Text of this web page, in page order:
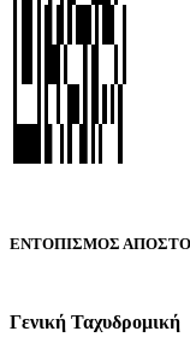
ΕΝΤΟΠΙΣΜΟΣ
Γενική Ταχυδρομική